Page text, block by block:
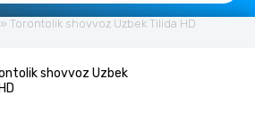
» Torontolik shovvoz Uzbek Tilida HD